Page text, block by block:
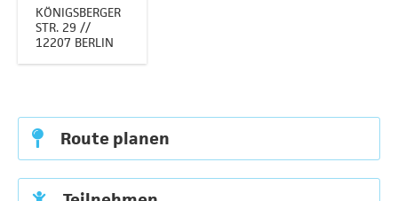
KÖNIGSBERGER
STR. 29 //
12207 BERLIN
Route planen